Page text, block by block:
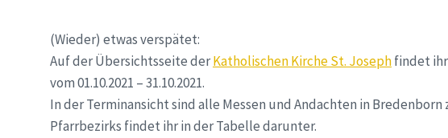
(Wieder) etwas verspätet:
Auf der Übersichtsseite derKatholischen Kirche St. Josephfindet
vom 01.10.2021 – 31.10.2021.
In der Terminansicht sind alle Messen und Andachten in
Pfarrbezirks findet ihr in der Tabelle darunter.